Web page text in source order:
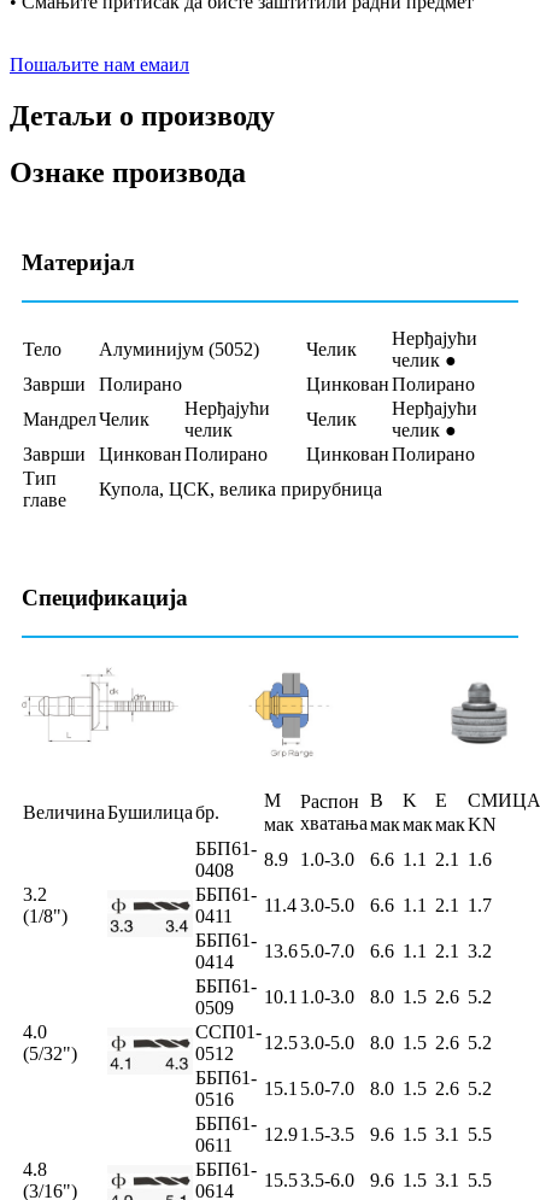
Пошаљите нам емаил
Детаљи о производу
Ознаке производа
Материјал
Тело Алуминијум (5052) Челик
Нерђајући
челик ●
Заврши
Полирано ЦинкованПолирано
МандрелЧелик
Нерђајући
челик
Челик
Нерђајући
челик ●
Заврши
ЦинкованПолирано ЦинкованПолирано
Тип
главе
Купола, ЦСК, велика прирубница
Спецификација
ВеличинаБушилицабр.
M
Распон
хватања
B K E
мак
макмакмакKN
3.2
(1/8")
ББП61-
0408
8.9 1.0-3.0 6.6 1.1 2.1
1.6
ББП61-
0411
11.43.0-5.0 6.6 1.1 2.1
1.7
ББП61-
0414
13.65.0-7.0 6.6 1.1 2.1 3.2
4.0
(5/32")
ББП61-
0509
10.1 1.0-3.0 8.0 1.5 2.6 5.2
ССП01-
0512
12.53.0-5.0 8.0 1.5 2.6 5.2
ББП61-
0516
15.1 5.0-7.0 8.0 1.5 2.6 5.2
4.8
(3/16")
ББП61-
0611
12.91.5-3.5 9.6 1.5 3.1
5.5
ББП61-
0614
15.53.5-6.0 9.6 1.5 3.1 5.5